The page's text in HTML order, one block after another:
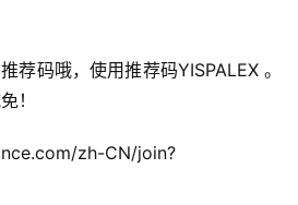
荐码哦，使用推荐码YISPALEX 。
！
zh-CN/join?